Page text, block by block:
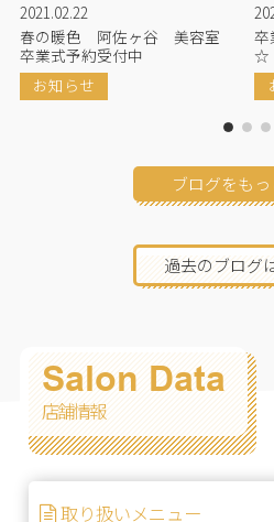
2021.02.22
春の暖色 阿佐ヶ谷 美容室
卒業式予約受付中
お知らせ
卒
☆
ブログをもっ
過去のブログ
Salon Data
店舗情報
取り扱いメニュー